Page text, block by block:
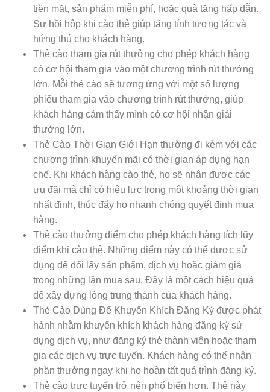
tiền mặt, sản phẩm miễn phí, hoặc quà tặng hấp dẫn.
Sự hồi hộp khi cào thẻ giúp tăng tính tương tác và
hứng thú cho khách hàng.
Thẻ cào tham gia rút thưởng cho phép khách hàng
có cơ hội tham gia vào một chương trình rút thưởng
lớn. Mỗi thẻ cào sẽ tương ứng với một số lượng
phiếu tham gia vào chương trình rút thưởng, giúp
khách hàng cảm thấy mình có cơ hội nhận giải
thưởng lớn.
Thẻ Cào Thời Gian Giới Hạn thường đi kèm với các
chương trình khuyến mãi có thời gian áp dụng hạn
chế. Khi khách hàng cào thẻ, họ sẽ nhận được các
ưu đãi mà chỉ có hiệu lực trong một khoảng thời gian
nhất định, thúc đẩy họ nhanh chóng quyết định mua
hàng.
Thẻ cào thưởng điểm cho phép khách hàng tích lũy
điểm khi cào thẻ. Những điểm này có thể được sử
dụng để đổi lấy sản phẩm, dịch vụ hoặc giảm giá
trong những lần mua sau. Đây là một cách hiệu quả
để xây dựng lòng trung thành của khách hàng.
Thẻ Cào Dùng Để Khuyến Khích Đăng Ký được phát
hành nhằm khuyến khích khách hàng đăng ký sử
dụng dịch vụ, như đăng ký thẻ thành viên hoặc tham
gia các dịch vụ trực tuyến. Khách hàng có thể nhận
phần thưởng ngay khi họ hoàn tất quá trình đăng ký.
Thẻ cào trực tuyến trở nên phổ biến hơn. Thẻ này